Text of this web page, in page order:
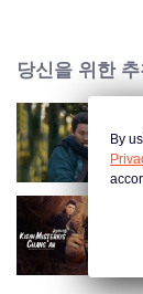
당신을 위한 추
By